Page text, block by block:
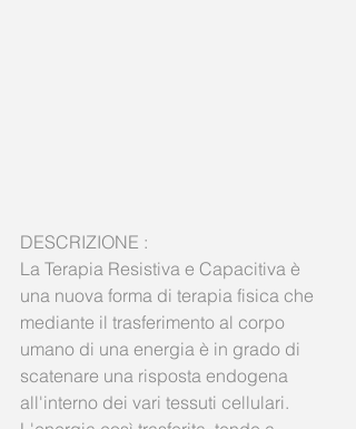
DESCRIZIONE :
La Terapia Resistiva e Capacitiva è
una nuova forma di terapia fisica che
mediante il trasferimento al corpo
umano di una energia è in grado di
scatenare una risposta endogena
all'interno dei vari tessuti cellulari.